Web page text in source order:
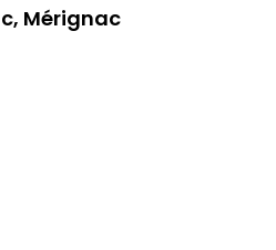
Mérignac